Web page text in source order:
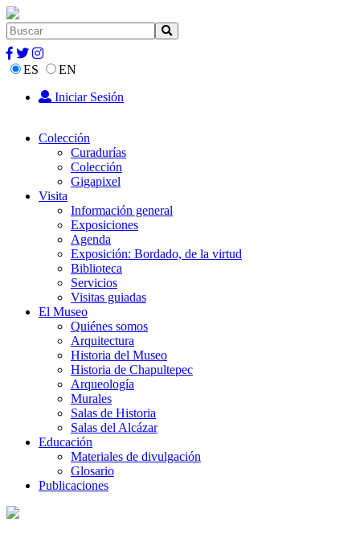
ES
EN
Iniciar Sesión
Colección
Curadurías
Colección
Gigapixel
Visita
Información general
Exposiciones
Agenda
Exposición: Bordado, de la virtud
Biblioteca
Servicios
Visitas guiadas
El Museo
Quiénes somos
Arquitectura
Historia del Museo
Historia de Chapultepec
Arqueología
Murales
Salas de Historia
Salas del Alcázar
Educación
Materiales de divulgación
Glosario
Publicaciones